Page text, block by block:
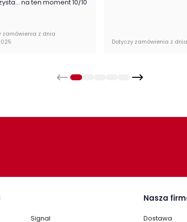
w paczkach wraz z instrukcją obsługi
na ten moment 10/10
zamówienia z dnia
Dotyczy zamówienia z
Signal
Nasza
Dostawa